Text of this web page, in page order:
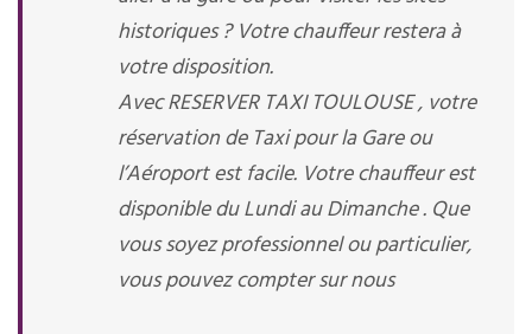
historiques ? Votre chauffeur restera à
votre disposition.
Avec RESERVER TAXI TOULOUSE , votre
réservation de Taxi pour la Gare ou
l’Aéroport est facile. Votre chauffeur est
disponible du Lundi au Dimanche . Que
vous soyez professionnel ou particulier,
vous pouvez compter sur nous